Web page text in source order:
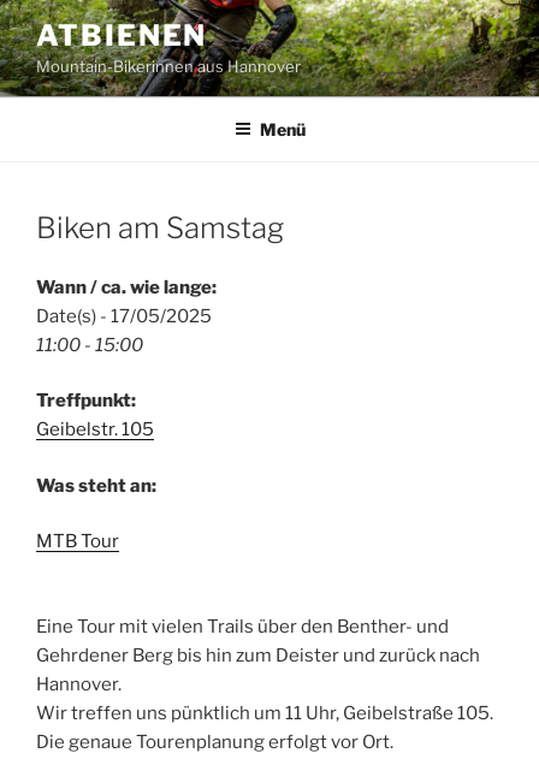
Zum
Inhalt
springen
ATBIENEN
Mountain-Bikerinnen aus Hannover
Menü
Biken am Samstag
Wann / ca. wie lange:
Date(s) - 17/05/2025
11:00 - 15:00
Treffpunkt:
Geibelstr. 105
Was steht an:
MTB Tour
Eine Tour mit vielen Trails über den Benther- und
Gehrdener Berg bis hin zum Deister und zurück nach
Hannover.
Wir treffen uns pünktlich um 11 Uhr, Geibelstraße 105.
Die genaue Tourenplanung erfolgt vor Ort.